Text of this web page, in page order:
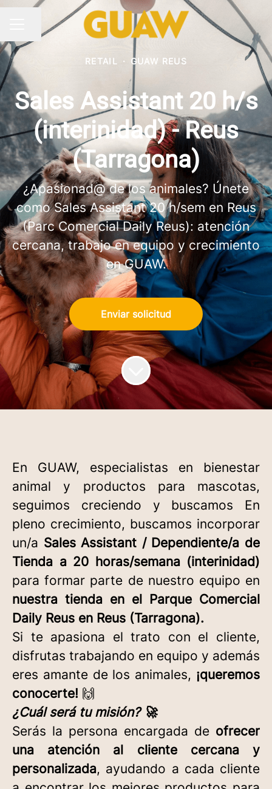
MENÚ DE EMPLEO
Compartir página
RETAIL · GUAW REUS
Sales Assistant 20 h/s
(interinidad) - Reus
(Tarragona)
¿Apasionad@ de los animales? Únete
como Sales Assistant 20 h/sem en Reus
(Parc Comercial Daily Reus): atención
cercana, trabajo en equipo y crecimiento
en GUAW.
Enviar solicitud
En GUAW, especialistas en bienestar
animal y productos para mascotas,
seguimos creciendo y buscamos En
pleno crecimiento, buscamos incorporar
un/a Sales Assistant / Dependiente/a de
Tienda a 20 horas/semana (interinidad)
para formar parte de nuestro equipo en
nuestra tienda en el Parque Comercial
Daily Reus en Reus (Tarragona).
Si te apasiona el trato con el cliente,
disfrutas trabajando en equipo y además
eres amante de los animales, ¡queremos
conocerte! 🙌
¿Cuál será tu misión? 🚀
Serás la persona encargada de ofrecer
una atención al cliente cercana y
personalizada, ayudando a cada cliente